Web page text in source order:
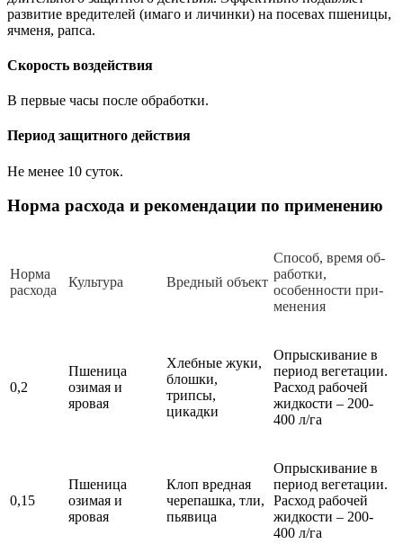
развитие вредителей (имаго и личинки) на посевах пшеницы,
ячменя, рапса.
Скорость воздействия
В первые часы после обработки.
Период защитного действия
Не менее 10 суток.
Норма расхода и рекомендации по применению
Нор­ма
расхода
Куль­ту­ра Вред­ный объ­ект
Спо­соб, вре­мя об­
ра­бот­ки,
осо­бен­нос­ти при­
ме­не­ния
0,2
Пшеница
озимая и
яровая
Хлебные жуки,
блошки,
трипсы,
цикадки
Опрыскивание в
период вегетации.
Расход рабочей
жидкости – 200-
400 л/га
0,15
Пшеница
озимая и
яровая
Клоп вредная
черепашка, тли,
пьявица
Опрыскивание в
период вегетации.
Расход рабочей
жидкости – 200-
400 л/га